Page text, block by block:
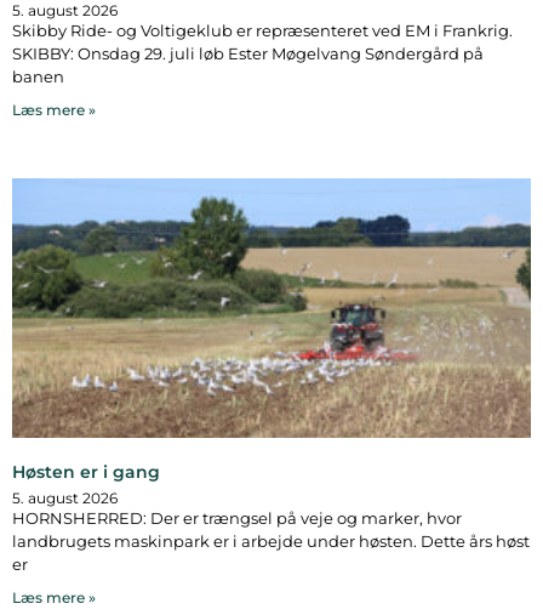
5. august 2026
Skibby Ride- og Voltigeklub er repræsenteret ved EM i Frankrig.
SKIBBY: Onsdag 29. juli løb Ester Møgelvang Søndergård på
banen
Læs mere »
Høsten er i gang
5. august 2026
HORNSHERRED: Der er trængsel på veje og marker, hvor
landbrugets maskinpark er i arbejde under høsten. Dette års høst
er
Læs mere »